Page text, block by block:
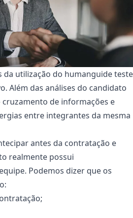
da utilização do humanguide teste
Além das análises do candidato
cruzamento de informações e
entre integrantes da mesma
antes da contratação e
realmente possui
Podemos dizer que os